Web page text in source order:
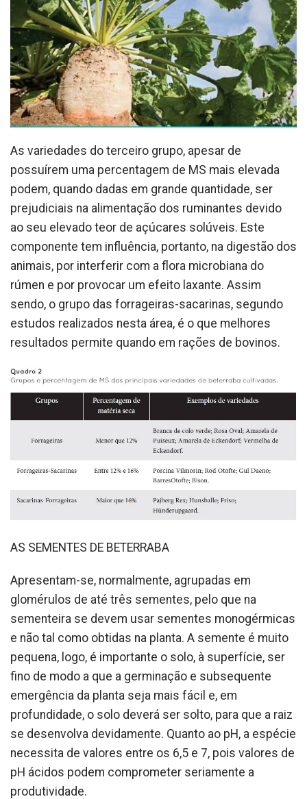
As variedades do terceiro grupo, apesar de
possuírem uma percentagem de MS mais elevada
podem, quando dadas em grande quantidade, ser
prejudiciais na alimentação dos ruminantes devido
ao seu elevado teor de açúcares solúveis. Este
componente tem influência, portanto, na digestão dos
animais, por interferir com a flora microbiana do
rúmen e por provocar um efeito laxante. Assim
sendo, o grupo das forrageiras-sacarinas, segundo
estudos realizados nesta área, é o que melhores
resultados permite quando em rações de bovinos.
AS SEMENTES DE BETERRABA
Apresentam-se, normalmente, agrupadas em
glomérulos de até três sementes, pelo que na
sementeira se devem usar sementes monogérmicas
e não tal como obtidas na planta. A semente é muito
pequena, logo, é importante o solo, à superfície, ser
fino de modo a que a germinação e subsequente
emergência da planta seja mais fácil e, em
profundidade, o solo deverá ser solto, para que a raiz
se desenvolva devidamente. Quanto ao pH, a espécie
necessita de valores entre os 6,5 e 7, pois valores de
pH ácidos podem comprometer seriamente a
produtividade.